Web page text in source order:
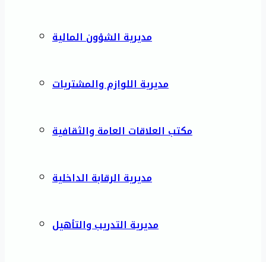
مديرية الشؤون المالية
مديرية اللوازم والمشتريات
مكتب العلاقات العامة والثقافية
مديرية الرقابة الداخلية
مديرية التدريب والتأهيل